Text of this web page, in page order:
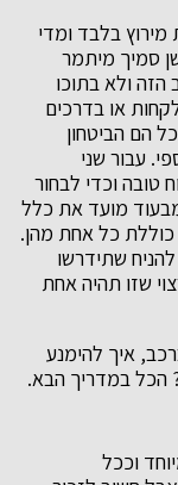
מירוץ בלבד ומדי
סמיך מיתמר
הזה ולא בתוכו
או בדרכים
הם הביטחון
עבור שני
טובה וכדי לבחור
מועד את כלל
כוללת כל אחת מהן.
שתידרשו
שזו תהיה אחת
איך להימנע
הכל במדריך הבא.
וככל